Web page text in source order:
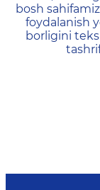
bosh
foydalanish
borligini